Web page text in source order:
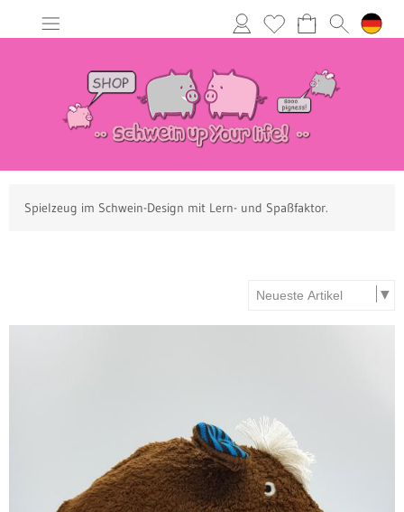
Spielzeug im Schwein-Design mit Lern- und Spaßfaktor.